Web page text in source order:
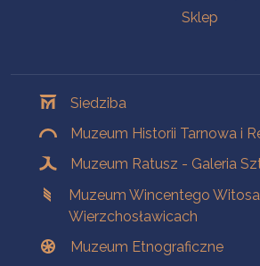
Sklep
Siedziba
Muzeum Historii Tarnowa i
Muzeum Ratusz - Galeria
Muzeum Wincentego
Wierzchosławicach
Muzeum Etnograficzne